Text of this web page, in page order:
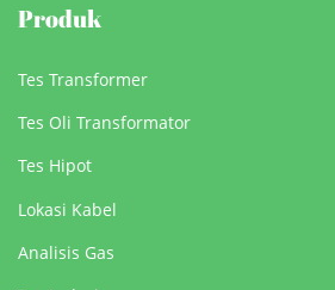
Produk
Tes Transformer
Tes Oli Transformator
Tes Hipot
Lokasi Kabel
Analisis Gas